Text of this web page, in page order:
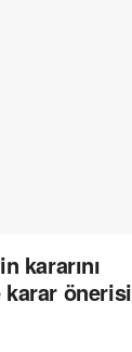
kararını
karar önerisi